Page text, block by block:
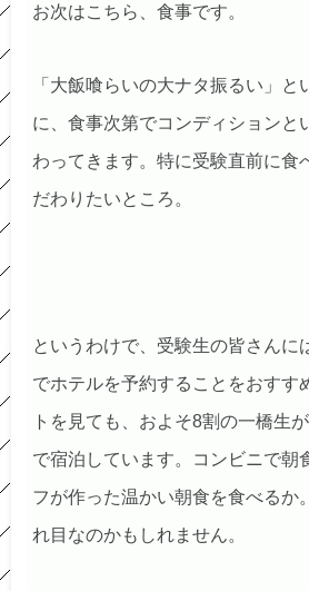
お次はこちら、食事です。
「大飯喰らいの大ナタ振るい」と
に、食事次第でコンディションと
わってきます。特に受験直前に食
だわりたいところ。
というわけで、受験生の皆さんに
でホテルを予約することをおすす
トを見ても、およそ8割の一橋生
で宿泊しています。コンビニで朝
フが作った温かい朝食を食べるか
れ目なのかもしれません。